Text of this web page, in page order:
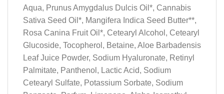
Aqua, Prunus Amygdalus Dulcis Oil*, Cannabis
Sativa Seed Oil*, Mangifera Indica Seed Butter**,
Rosa Canina Fruit Oil*, Cetearyl Alcohol, Cetearyl
Glucoside, Tocopherol, Betaine, Aloe Barbadensis
Leaf Juice Powder, Sodium Hyaluronate, Retinyl
Palmitate, Panthenol, Lactic Acid, Sodium
Cetearyl Sulfate, Potassium Sorbate, Sodium